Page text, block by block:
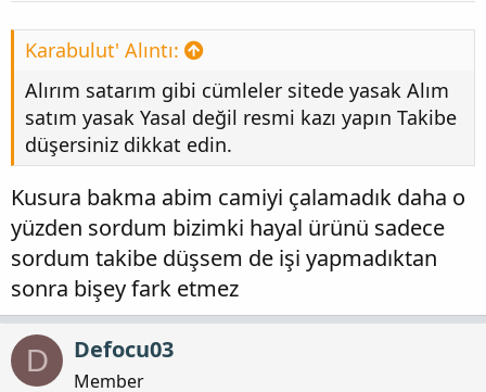
Karabulut' Alıntı:
Alırım satarım gibi cümleler sitede yasak Alım
satım yasak Yasal değil resmi kazı yapın Takibe
düşersiniz dikkat edin.
Kusura bakma abim camiyi çalamadık daha o
yüzden sordum bizimki hayal ürünü sadece
sordum takibe düşsem de işi yapmadıktan
sonra bişey fark etmez
D Defocu03
Member